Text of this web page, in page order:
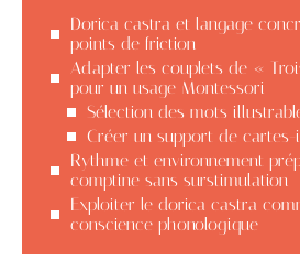
Dorica castra et langage
points de friction
Adapter les couplets de «
pour un usage Montessori
Sélection des mots
Créer un support de cartes-
Rythme et environnement
comptine sans surstimulation
Exploiter le dorica castra
conscience phonologique